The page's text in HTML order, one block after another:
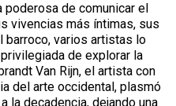
poderosa de comunicar el
vivencias más íntimas, sus
barroco, varios artistas lo
de explorar la
Van Rijn, el artista con
del arte occidental, plasmó
la decadencia, dejando una